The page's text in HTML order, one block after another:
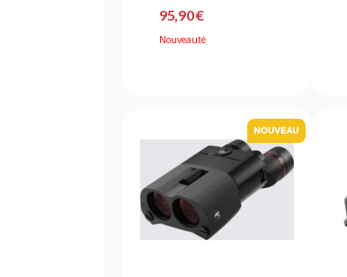
95,90 €
Nouveauté